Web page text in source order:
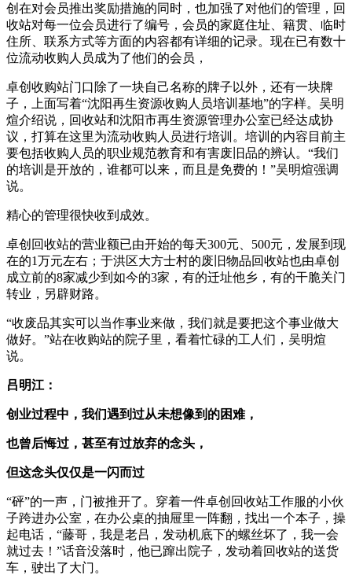
创在对会员推出奖励措施的同时，也加强了对他们的管理，回
收站对每一位会员进行了编号，会员的家庭住址、籍贯、临时
住所、联系方式等方面的内容都有详细的记录。现在已有数十
位流动收购人员成为了他们的会员，
卓创收购站门口除了一块自己名称的牌子以外，还有一块牌
子，上面写着“沈阳再生资源收购人员培训基地”的字样。吴明
煊介绍说，回收站和沈阳市再生资源管理办公室已经达成协
议，打算在这里为流动收购人员进行培训。培训的内容目前主
要包括收购人员的职业规范教育和有害废旧品的辨认。“我们
的培训是开放的，谁都可以来，而且是免费的！”吴明煊强调
说。
精心的管理很快收到成效。
卓创回收站的营业额已由开始的每天300元、500元，发展到现
在的1万元左右；于洪区大方士村的废旧物品回收站也由卓创
成立前的8家减少到如今的3家，有的迁址他乡，有的干脆关门
转业，另辟财路。
“收废品其实可以当作事业来做，我们就是要把这个事业做大
做好。”站在收购站的院子里，看着忙碌的工人们，吴明煊
说。
吕明江：
创业过程中，我们遇到过从未想像到的困难，
也曾后悔过，甚至有过放弃的念头，
但这念头仅仅是一闪而过
“砰”的一声，门被推开了。穿着一件卓创回收站工作服的小伙
子跨进办公室，在办公桌的抽屉里一阵翻，找出一个本子，操
起电话，“藤哥，我是老吕，发动机底下的螺丝坏了，我一会
就过去！”话音没落时，他已蹿出院子，发动着回收站的送货
车，驶出了大门。